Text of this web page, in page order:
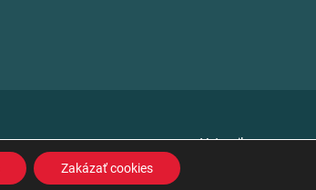
Vytvoril
Zakázať cookies